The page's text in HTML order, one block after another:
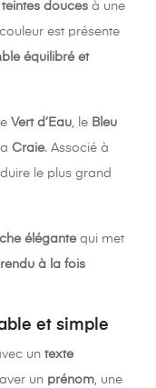
teintes douces à une
est présente
équilibré et
Vert d’Eau, le Bleu
Craie. Associé à
le plus grand
élégantequi met
rendu à la fois
et simple
un texte
un prénom, une